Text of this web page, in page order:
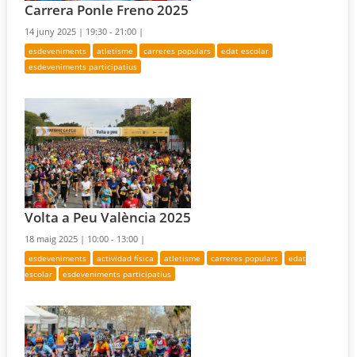
Carrera Ponle Freno 2025
14 juny 2025 | 19:30 - 21:00 |
esdeveniments atletisme carreres populars
edat escolar
esdeveniments participatius
Volta a Peu València 2025
18 maig 2025 | 10:00 - 13:00 |
esdeveniments actividad física atletisme carreres populars
edat
escolar
esdeveniments participatius